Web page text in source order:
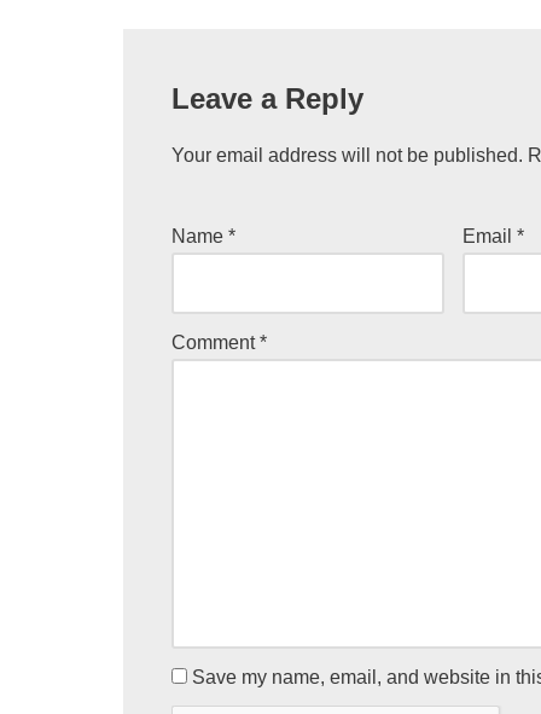
Leave a Reply
Your email address will not be published.
Name * Email*
Comment*
Save my name, email, and website in